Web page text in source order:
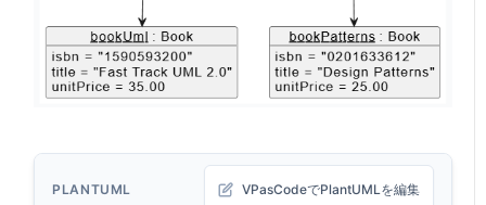
PLANTUML VPasCodeでPlantUMLを編集